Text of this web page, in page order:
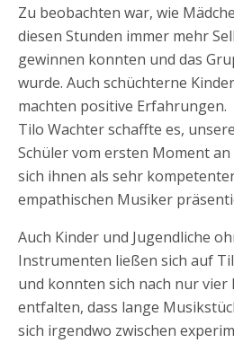
Zu beobachten war, wie
diesen Stunden immer mehr
gewinnen konnten und das
wurde. Auch schüchterne
machten positive Erfahrungen.
Tilo Wachter schaffte es,
Schüler vom ersten Moment
sich ihnen als sehr
empathischen Musiker
Auch Kinder und Jugendliche
Instrumenten ließen sich auf
und konnten sich nach nur vier
entfalten, dass lange
sich irgendwo zwischen